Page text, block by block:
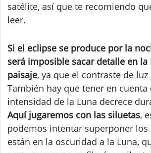
satélite, así que te recomiendo
leer.
Si el eclipse se produce por la
será imposible sacar detalle en la
paisaje, ya que el contraste de luz
También hay que tener en cuenta
intensidad de la Luna decrece
Aquí jugaremos con las siluetas,
podemos intentar superponer
están en la oscuridad a la Luna,